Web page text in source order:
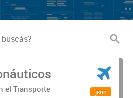
el Transporte
json